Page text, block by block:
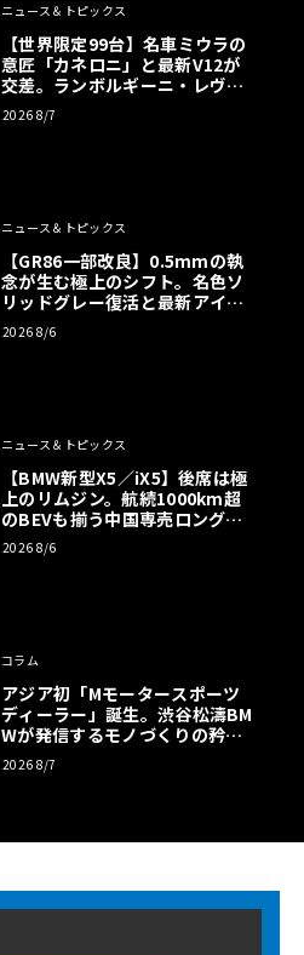
ニュース＆トピックス
【世界限定99台】名車ミウラの
意匠「カネロニ」と最新V12が
交差。ランボルギーニ・レヴエ
ルトに60周年記念車が登場
2026 8/7
ニュース＆トピックス
【GR86一部改良】0.5mmの執
念が生む極上のシフト。名色ソ
リッドグレー復活と最新アイサ
イトでFRの極みへ
2026 8/6
ニュース＆トピックス
【BMW新型X5／iX5】後席は極
上のリムジン。航続1000km超
のBEVも揃う中国専売ロング仕
様の全貌
2026 8/6
コラム
アジア初「Mモータースポーツ
ディーラー」誕生。渋谷松濤BM
Wが発信するモノづくりの矜持
【木下隆之コラム】
2026 8/7